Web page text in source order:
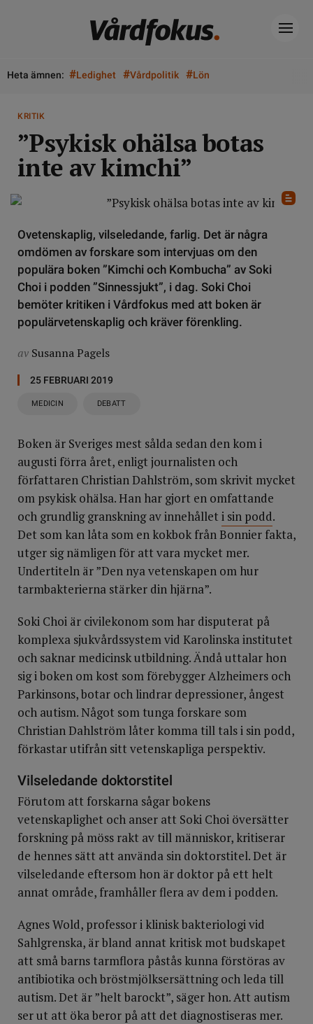
Heta ämnen: #Ledighet #Vårdpolitik #Lön
KRITIK
”Psykisk ohälsa botas
inte av kimchi”
Ovetenskaplig, vilseledande, farlig. Det är några
omdömen av forskare som intervjuas om den
populära boken ”Kimchi och Kombucha” av Soki
Choi i podden ”Sinnessjukt”, i dag. Soki Choi
bemöter kritiken i Vårdfokus med att boken är
populärvetenskaplig och kräver förenkling.
av Susanna Pagels
25 FEBRUARI 2019
MEDICIN DEBATT
Boken är Sveriges mest sålda sedan den kom i
augusti förra året, enligt journalisten och
författaren Christian Dahlström, som skrivit mycket
om psykisk ohälsa. Han har gjort en omfattande
och grundlig granskning av innehålleti sin podd.
Det som kan låta som en kokbok från Bonnier fakta,
utger sig nämligen för att vara mycket mer.
Undertiteln är ”Den nya vetenskapen om hur
tarmbakterierna stärker din hjärna”.
Soki Choi är civilekonom som har disputerat på
komplexa sjukvårdssystem vid Karolinska institutet
och saknar medicinsk utbildning. Ändå uttalar hon
sig i boken om kost som förebygger Alzheimers och
Parkinsons, botar och lindrar depressioner, ångest
och autism. Något som tunga forskare som
Christian Dahlström låter komma till tals i sin podd,
förkastar utifrån sitt vetenskapliga perspektiv.
Vilseledande doktorstitel
Förutom att forskarna sågar bokens
vetenskaplighet och anser att Soki Choi översätter
forskning på möss rakt av till människor, kritiserar
de hennes sätt att använda sin doktorstitel. Det är
vilseledande eftersom hon är doktor på ett helt
annat område, framhåller flera av dem i podden.
Agnes Wold, professor i klinisk bakteriologi vid
Sahlgrenska, är bland annat kritisk mot budskapet
att små barns tarmflora påstås kunna förstöras av
antibiotika och bröstmjölksersättning och leda till
autism. Det är ”helt barockt”, säger hon. Att autism
ser ut att öka beror på att det diagnostiseras mer.